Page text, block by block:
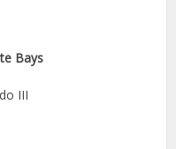
Bays
III